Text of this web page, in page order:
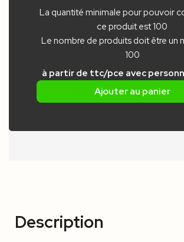
La quantité minimale pour pouvoir
ce produit est 100
Le nombre de produits doit être un
100
à partir de ttc/pce avec
Ajouter au panier
Description